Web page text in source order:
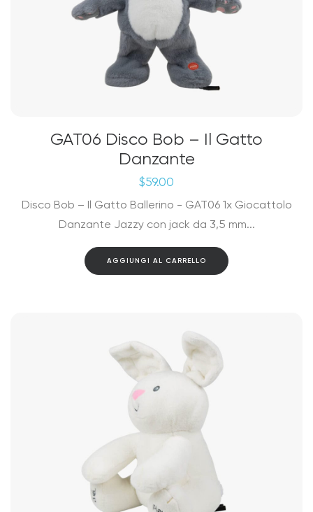
GAT06 Disco Bob – Il Gatto
Danzante
$59.00
Disco Bob – Il Gatto Ballerino - GAT06 1x Giocattolo
Danzante Jazzy con jack da 3,5 mm...
AGGIUNGI AL CARRELLO